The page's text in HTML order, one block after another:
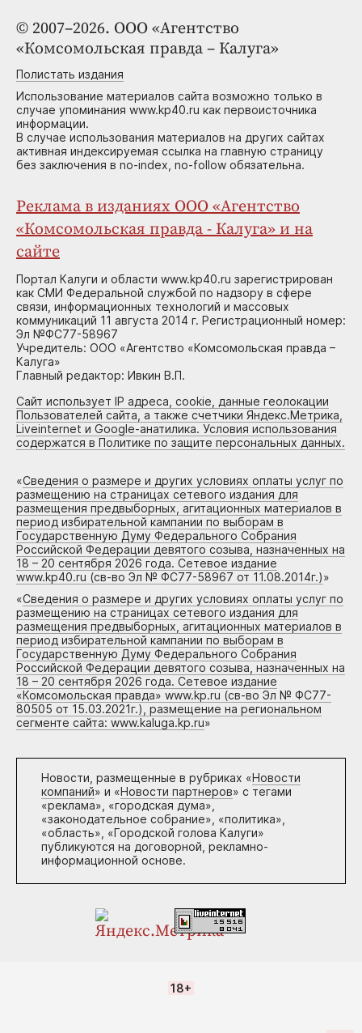
© 2007–2026. ООО «Агентство
«Комсомольская правда – Калуга»
Полистать издания
Использование материалов сайта возможно только в
случае упоминания www.kp40.ru как первоисточника
информации.
В случае использования материалов на других сайтах
активная индексируемая ссылка на главную страницу
без заключения в no-index, no-follow обязательна.
Реклама в изданиях ООО «Агентство
«Комсомольская правда - Калуга» и на
сайте
Портал Калуги и области www.kp40.ru зарегистрирован
как СМИ Федеральной службой по надзору в сфере
связи, информационных технологий и массовых
коммуникаций 11 августа 2014 г. Регистрационный номер:
Эл №ФС77-58967
Учредитель: ООО «Агентство «Комсомольская правда –
Калуга»
Главный редактор: Ивкин В.П.
Сайт использует IP адреса, cookie, данные геолокации
Пользователей сайта, а также счетчики Яндекс.Метрика,
Liveinternet и Google-анатилика. Условия использования
содержатся в Политике по защите персональных данных.
«Сведения о размере и других условиях оплаты услуг по
размещению на страницах сетевого издания для
размещения предвыборных, агитационных материалов в
период избирательной кампании по выборам в
Государственную Думу Федерального Собрания
Российской Федерации девятого созыва, назначенных на
18 – 20 сентября 2026 года. Сетевое издание
www.kp40.ru (св-во Эл № ФС77-58967 от 11.08.2014г.)»
«Сведения о размере и других условиях оплаты услуг по
размещению на страницах сетевого издания для
размещения предвыборных, агитационных материалов в
период избирательной кампании по выборам в
Государственную Думу Федерального Собрания
Российской Федерации девятого созыва, назначенных на
18 – 20 сентября 2026 года. Сетевое издание
«Комсомольская правда» www.kp.ru (св-во Эл № ФС77-
80505 от 15.03.2021г.), размещение на региональном
сегменте сайта: www.kaluga.kp.ru»
Новости, размещенные в рубриках «Новости
компаний» и «Новости партнеров» с тегами
«реклама», «городская дума»,
«законодательное собрание», «политика»,
«область», «Городской голова Калуги»
публикуются на договорной, рекламно-
информационной основе.
18+